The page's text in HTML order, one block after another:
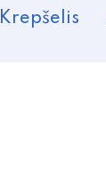
Krepšelis